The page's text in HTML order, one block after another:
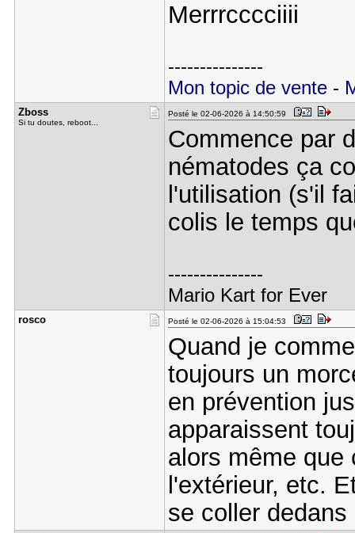
Merrrcccciiii
---------------
Mon topic de vente-
Zboss
Si tu doutes, reboot...
Posté le 02-06-2026 à 14:50:59
Commence par
nématodes ça
l'utilisation (s'il
colis le temps
---------------
Mario Kart for Ever
rosco Posté le 02-06-2026 à 15:04:53
Quand je
toujours un
en prévention
apparaissent
alors même que
l'extérieur, etc.
se coller